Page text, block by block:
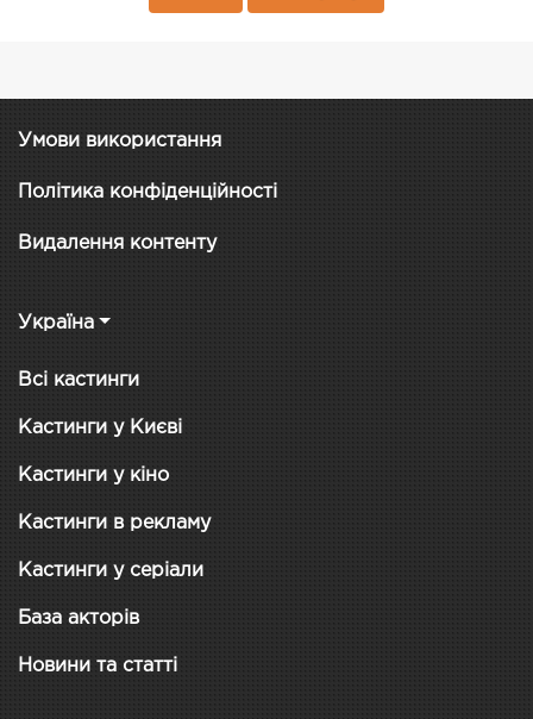
Умови використання
Політика конфіденційності
Видалення контенту
Україна
Всі кастинги
Кастинги у Києві
Кастинги у кіно
Кастинги в рекламу
Кастинги у серіали
База акторів
Новини та статті